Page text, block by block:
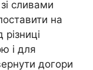
сливами
на
і для
догори